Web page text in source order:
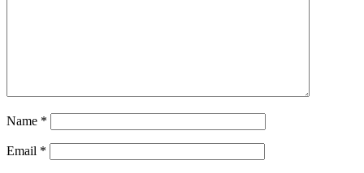
Name *
Email *